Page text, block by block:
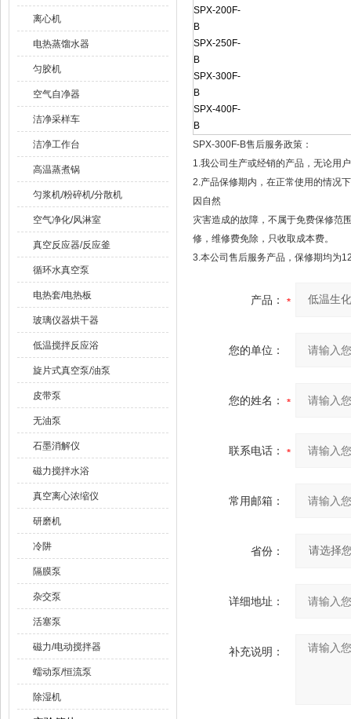
离心机
电热蒸馏水器
匀胶机
空气自净器
洁净采样车
洁净工作台
高温蒸煮锅
匀浆机/粉碎机/分散机
空气净化/风淋室
真空反应器/反应釜
循环水真空泵
电热套/电热板
玻璃仪器烘干器
低温搅拌反应浴
旋片式真空泵/油泵
皮带泵
无油泵
石墨消解仪
磁力搅拌水浴
真空离心浓缩仪
研磨机
冷阱
隔膜泵
杂交泵
活塞泵
磁力/电动搅拌器
蠕动泵/恒流泵
除湿机
SPX-200F-
B
SPX-250F-
B
SPX-300F-
B
SPX-400F-
B
SPX-300F-B售后服务政策：
1.我公司生产或经销的产品，无论用
2.产品保修期内，在正常使用的情况
因自然
灾害造成的故障，不属于免费保修范
修，维修费免除，只收取成本费。
3.本公司售后服务产品，保修期均为
产品：
您的单位：
您的姓名：
联系电话：
常用邮箱：
省份：
详细地址：
补充说明：